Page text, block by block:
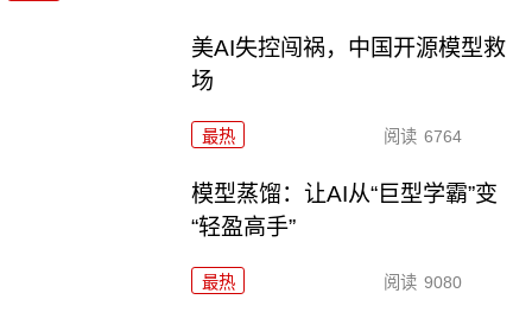
美AI失控闯祸，中国开源模型救
场
最热 阅读 6764
模型蒸馏：让AI从“巨型学霸”变
“轻盈高手”
最热 阅读 9080